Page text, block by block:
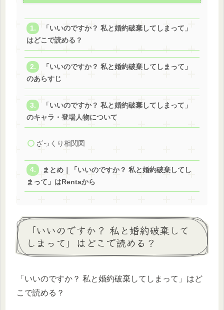
「いいのですか？ 私と婚約破棄してしまって」
はどこで読める？
「いいのですか？ 私と婚約破棄してしまって」
のあらすじ
「いいのですか？ 私と婚約破棄してしまって」
のキャラ・登場人物について
ざっくり相関図
まとめ｜「いいのですか？ 私と婚約破棄してし
まって」はRentaから
「いいのですか？ 私と婚約破棄して
しまって」はどこで読める？
「いいのですか？ 私と婚約破棄してしまって」はど
こで読める？